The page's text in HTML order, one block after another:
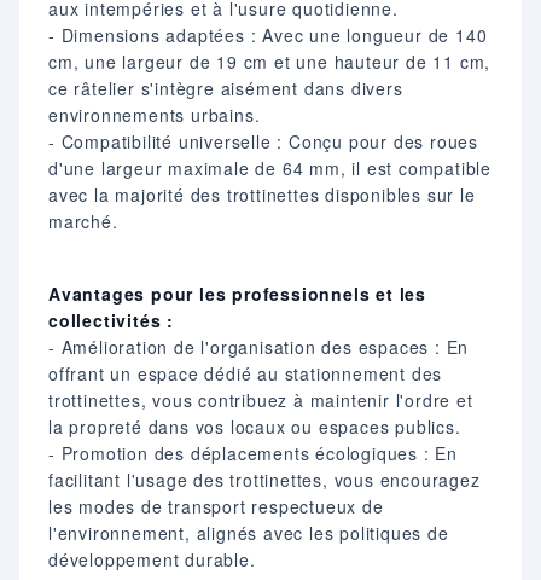
aux intempéries et à l'usure quotidienne.​
- Dimensions adaptées : Avec une longueur de 140
cm, une largeur de 19 cm et une hauteur de 11 cm,
ce râtelier s'intègre aisément dans divers
environnements urbains.​
- Compatibilité universelle : Conçu pour des roues
d'une largeur maximale de 64 mm, il est compatible
avec la majorité des trottinettes disponibles sur le
marché.​
Avantages pour les professionnels et les
collectivités :
- Amélioration de l'organisation des espaces : En
offrant un espace dédié au stationnement des
trottinettes, vous contribuez à maintenir l'ordre et
la propreté dans vos locaux ou espaces publics.​
- Promotion des déplacements écologiques : En
facilitant l'usage des trottinettes, vous encouragez
les modes de transport respectueux de
l'environnement, alignés avec les politiques de
développement durable.​